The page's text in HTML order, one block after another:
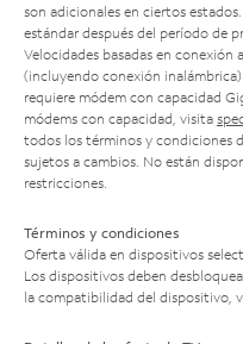
son adicionales en ciertos
estándar después del período de
Velocidades basadas en conexión
(incluyendo conexión
requiere módem con capacidad
módems con capacidad, visita
todos los términos y condiciones
sujetos a cambios. No están
restricciones.
Términos y condiciones
Oferta válida en dispositivos
Los dispositivos deben
la compatibilidad del dispositivo,